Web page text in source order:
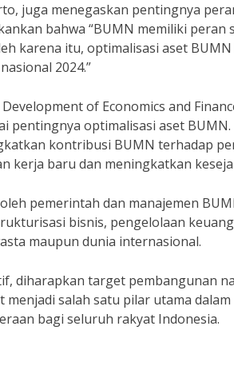
juga menegaskan pentingnya
bahwa “BUMN memiliki peran
karena itu, optimalisasi aset
2024.”
of Economics and
pentingnya optimalisasi aset
kontribusi BUMN terhadap
kerja baru dan meningkatkan
pemerintah dan manajemen
bisnis, pengelolaan
maupun dunia internasional.
diharapkan target pembangunan
salah satu pilar utama
bagi seluruh rakyat Indonesia.